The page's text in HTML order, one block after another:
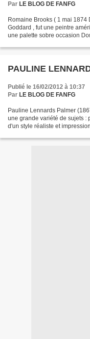
Par LE BLOG DE FANFG
Romaine Brooks ( 1 mai
Goddard , fut une peintre
une palette sobre occasion
PAULINE
Publié le 16/02/2012 à 10:37
Par LE BLOG DE FANFG
Pauline Lennards Palmer
une grande variété de sujets :
d'un style réaliste et